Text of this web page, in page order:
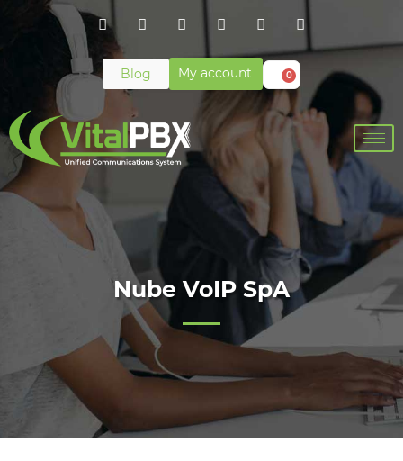
Blog My account 0
Nube VoIP SpA